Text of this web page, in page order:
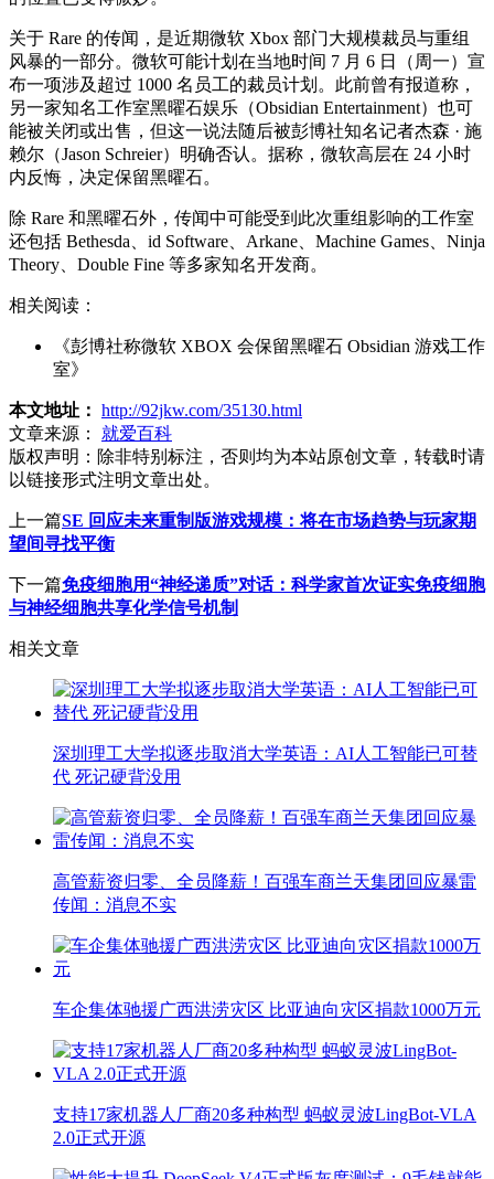
关于 Rare 的传闻，是近期微软 Xbox 部门大规模裁员与重组
风暴的一部分。微软可能计划在当地时间 7 月 6 日（周一）宣
布一项涉及超过 1000 名员工的裁员计划。此前曾有报道称，
另一家知名工作室黑曜石娱乐（Obsidian Entertainment）也可
能被关闭或出售，但这一说法随后被彭博社知名记者杰森 · 施
赖尔（Jason Schreier）明确否认。据称，微软高层在 24 小时
内反悔，决定保留黑曜石。
除 Rare 和黑曜石外，传闻中可能受到此次重组影响的工作室
还包括 Bethesda、id Software、Arkane、Machine Games、Ninja
Theory、Double Fine 等多家知名开发商。
相关阅读：
《彭博社称微软 XBOX 会保留黑曜石 Obsidian 游戏工作
室》
本文地址： http://92jkw.com/35130.html
文章来源：
就爱百科
版权声明： 除非特别标注，否则均为本站原创文章，转载时请
以链接形式注明文章出处。
上一篇SE 回应未来重制版游戏规模：将在市场趋势与玩家期
望间寻找平衡
下一篇免疫细胞用“神经递质”对话：科学家首次证实免疫细胞
与神经细胞共享化学信号机制
相关文章
深圳理工大学拟逐步取消大学英语：AI人工智能已可替
代 死记硬背没用
高管薪资归零、全员降薪！百强车商兰天集团回应暴雷
传闻：消息不实
车企集体驰援广西洪涝灾区 比亚迪向灾区捐款1000万元
支持17家机器人厂商20多种构型 蚂蚁灵波LingBot-VLA
2.0正式开源